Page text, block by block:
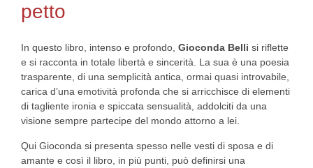
petto
In questo libro, intenso e profondo, Gioconda Belli si riflette
e si racconta in totale libertà e sincerità. La sua è una poesia
trasparente, di una semplicità antica, ormai quasi introvabile,
carica d’una emotività profonda che si arricchisce di elementi
di tagliente ironia e spiccata sensualità, addolciti da una
visione sempre partecipe del mondo attorno a lei.
Qui Gioconda si presenta spesso nelle vesti di sposa e di
amante e così il libro, in più punti, può definirsi una